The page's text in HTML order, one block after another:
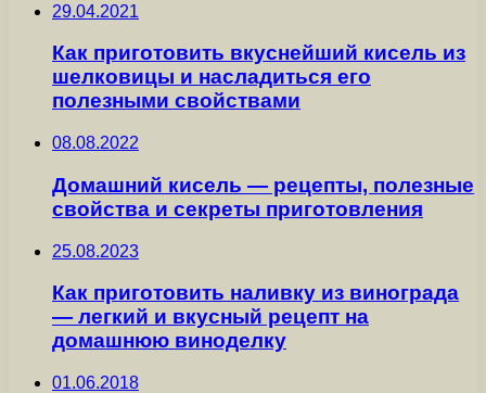
29.04.2021
Как приготовить вкуснейший кисель из
шелковицы и насладиться его
полезными свойствами
08.08.2022
Домашний кисель — рецепты, полезные
свойства и секреты приготовления
25.08.2023
Как приготовить наливку из винограда
— легкий и вкусный рецепт на
домашнюю виноделку
01.06.2018